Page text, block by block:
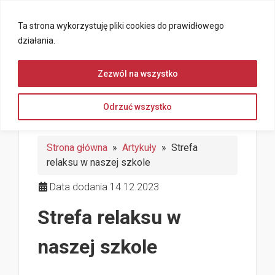
Ta strona wykorzystuję pliki cookies do prawidłowego
działania.
Odrzuć wszystko
Zezwól na wszystko
Strona główna » Artykuły » Strefa
relaksu w naszej szkole
Data dodania 14.12.2023
Strefa relaksu w
naszej szkole